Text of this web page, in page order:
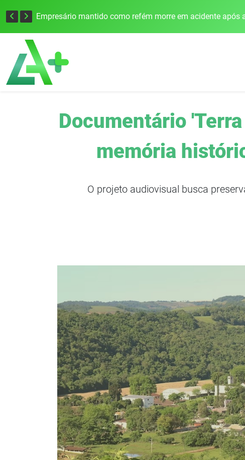
Empresário mantido como refém morre em acidente após
Documentário
memória
O projeto audiovisual busca